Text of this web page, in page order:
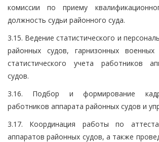
комиссии по приему
должность судьи районного суда.
3.15. Ведение статистического и
районных судов, гарнизонных
статистического учета работников
судов.
3.16. Подбор и формирование
работников аппарата районных судов и
3.17. Координация работы по
аппаратов районных судов, а также